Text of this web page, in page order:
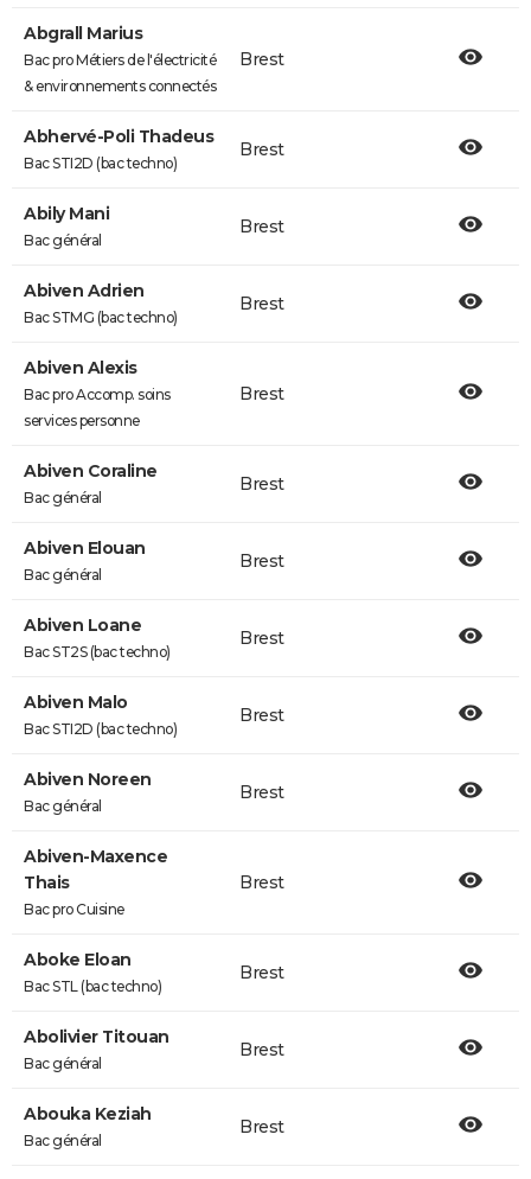
Abgrall Marius
Bac pro Métiers de l'électricité
& environnements connectés
Brest
Abhervé-Poli Thadeus
Bac STI2D (bac techno)
Brest
Abily Mani
Bac général
Brest
Abiven Adrien
Bac STMG (bac techno)
Brest
Abiven Alexis
Bac pro Accomp. soins
services personne
Brest
Abiven Coraline
Bac général
Brest
Abiven Elouan
Bac général
Brest
Abiven Loane
Bac ST2S (bac techno)
Brest
Abiven Malo
Bac STI2D (bac techno)
Brest
Abiven Noreen
Bac général
Brest
Abiven-Maxence
Thais
Bac pro Cuisine
Brest
Aboke Eloan
Bac STL (bac techno)
Brest
Abolivier Titouan
Bac général
Brest
Abouka Keziah
Bac général
Brest